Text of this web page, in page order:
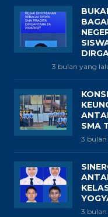
3 bulan yang
SMA
3
3